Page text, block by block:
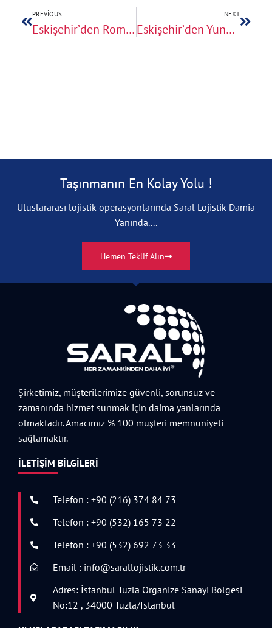
PREVIOUS
Eskişehir’den Romanya’ya Ev Taşıma
NEXT
Eskişehir’den Yunanistan’a Ev Taşıma
Taşınmanın En Kolay Yolu !
Uluslararası lojistik operasyonlarında Saral Lojistik Damia
Yanında....
Hemen Teklif Alın
Şirketimiz, müşterilerimize güvenli, sorunsuz ve
zamanında hizmet sunmak için daima yanlarında
olmaktadır. Amacımız % 100 müşteri memnuniyeti
sağlamaktır.
İLETIŞIM BILGILERI
Telefon : +90 (216) 374 84 73
Telefon : +90 (532) 165 73 22
Telefon : +90 (532) 692 73 33
Email : info@sarallojistik.com.tr
Adres: İstanbul Tuzla Organize Sanayi Bölgesi
No:12 , 34000 Tuzla/İstanbul